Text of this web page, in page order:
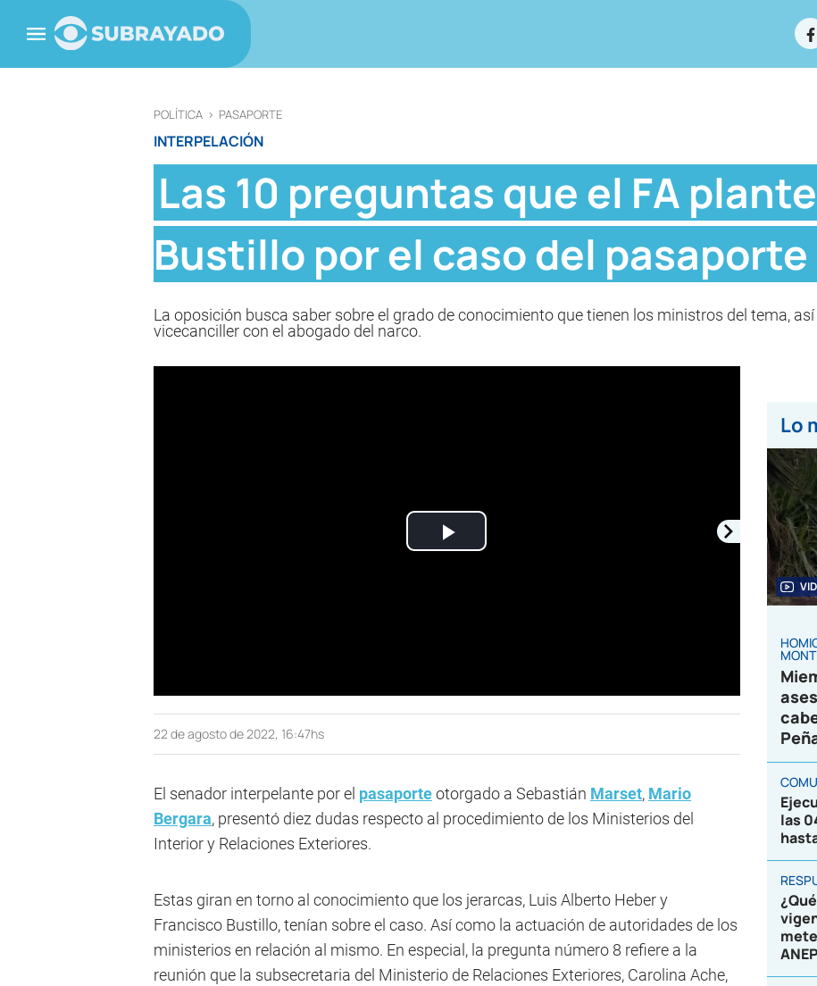
POLÍTICA > PASAPORTE
INTERPELACIÓN
Las 10 preguntas que el FA
Bustillo por el caso del
La oposición busca saber sobre el grado de conocimiento que tienen los ministros del tema,
vicecanciller con el abogado del narco.
Play
22 de agosto de 2022, 16:47hs
El senador interpelante por el pasaporteotorgado a Sebastián Marset, Mario
Bergara, presentó diez dudas respecto al procedimiento de los Ministerios del
Interior y Relaciones Exteriores.
Estas giran en torno al conocimiento que los jerarcas, Luis Alberto Heber y
Francisco Bustillo, tenían sobre el caso. Así como la actuación de autoridades de los
ministerios en relación al mismo. En especial, la pregunta número 8 refiere a la
reunión que la subsecretaria del Ministerio de Relaciones Exteriores, Carolina Ache,
Lo
las
ANEP